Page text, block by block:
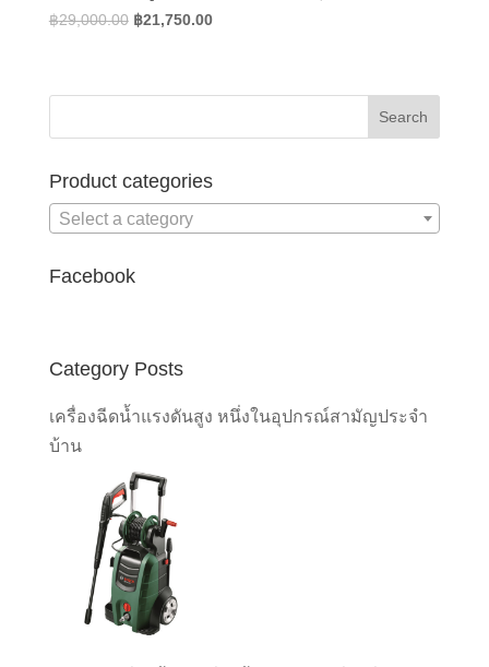
฿29,000.00 Original
฿29,000.00.
฿21,750.00Current
฿21,750.00.
Product categories
Select a category
Facebook
Category Posts
เครื่องฉีดน้ำแรงดันสูง หนึ่งในอุปกรณ์สามัญประจำ
บ้าน